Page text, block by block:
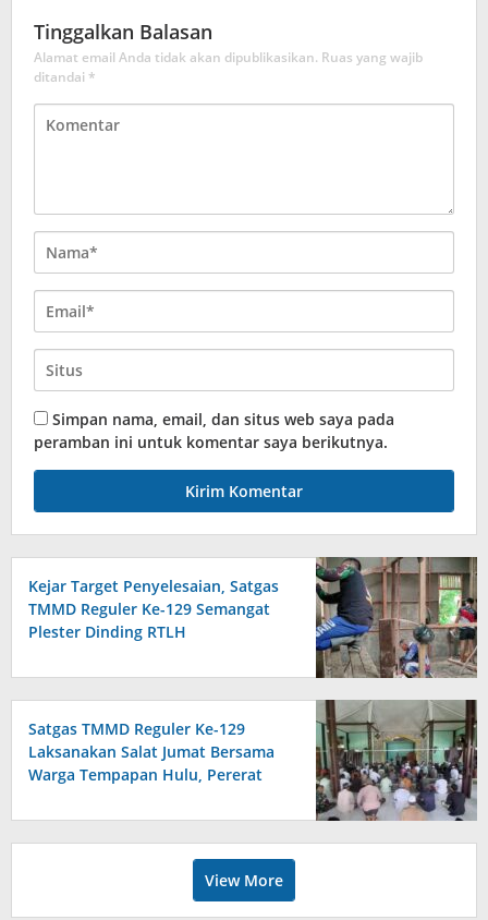
Tinggalkan Balasan
Alamat email Anda tidak akan dipublikasikan. Ruas yang wajib
ditandai *
Simpan nama, email, dan situs web saya pada
peramban ini untuk komentar saya berikutnya.
Kejar Target Penyelesaian, Satgas
TMMD Reguler Ke-129 Semangat
Plester Dinding RTLH
Satgas TMMD Reguler Ke-129
Laksanakan Salat Jumat Bersama
Warga Tempapan Hulu, Pererat
View More